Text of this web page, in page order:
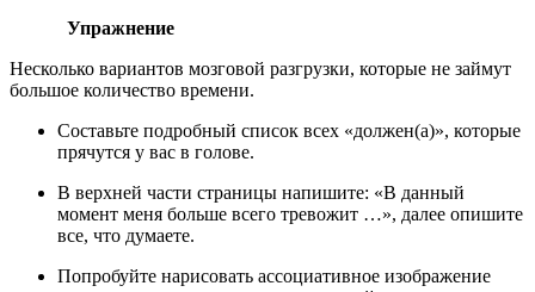
Упражнение
Несколько вариантов мозговой разгрузки, которые не займут
большое количество времени.
Составьте подробный список всех «должен(а)», которые
прячутся у вас в голове.
В верхней части страницы напишите: «В данный
момент меня больше всего тревожит …», далее опишите
все, что думаете.
Попробуйте нарисовать ассоциативное изображение